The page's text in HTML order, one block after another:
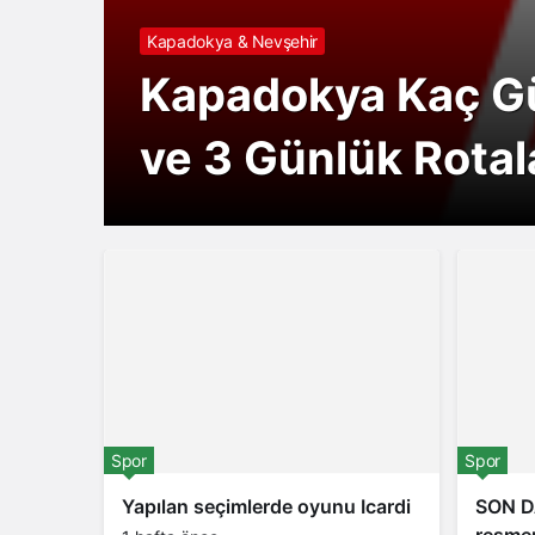
Kapadokya & Nevşehir
Kapadokya Kaç
ve 3 Günlük
Kapadokya & Nevşehir
Nevşehir Yöresel
Lezzetleri
Spor
Seçim sonuçları
Küçük
Spor
Manchester
verdi! Eriksen
Spor
Acun Ilıcalı
Spor
Yapılan seçimlerde oyunu Icardi
Spor
SON